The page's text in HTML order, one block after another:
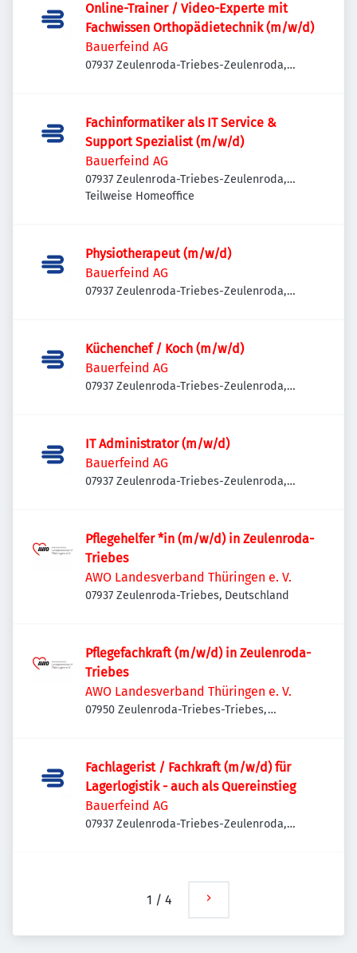
Online-Trainer / Video-Experte mit
Fachwissen Orthopädietechnik (m/w/d)
Bauerfeind AG
07937 Zeulenroda-Triebes-Zeulenroda,
Fachinformatiker als IT Service &
Support Spezialist (m/w/d)
Bauerfeind AG
07937 Zeulenroda-Triebes-Zeulenroda,
Deutschland
Teilweise Homeoffice
Physiotherapeut (m/w/d)
Bauerfeind AG
07937 Zeulenroda-Triebes-Zeulenroda,
Küchenchef / Koch (m/w/d)
Bauerfeind AG
07937 Zeulenroda-Triebes-Zeulenroda,
IT Administrator (m/w/d)
Bauerfeind AG
07937 Zeulenroda-Triebes-Zeulenroda,
Pflegehelfer *in (m/w/d) in Zeulenroda-
Triebes
AWO Landesverband Thüringen e. V.
07937 Zeulenroda-Triebes, Deutschland
Pflegefachkraft (m/w/d) in Zeulenroda-
Triebes
AWO Landesverband Thüringen e. V.
07950 Zeulenroda-Triebes-Triebes,
Fachlagerist / Fachkraft (m/w/d) für
Lagerlogistik - auch als Quereinstieg
Bauerfeind AG
07937 Zeulenroda-Triebes-Zeulenroda,
1 / 4